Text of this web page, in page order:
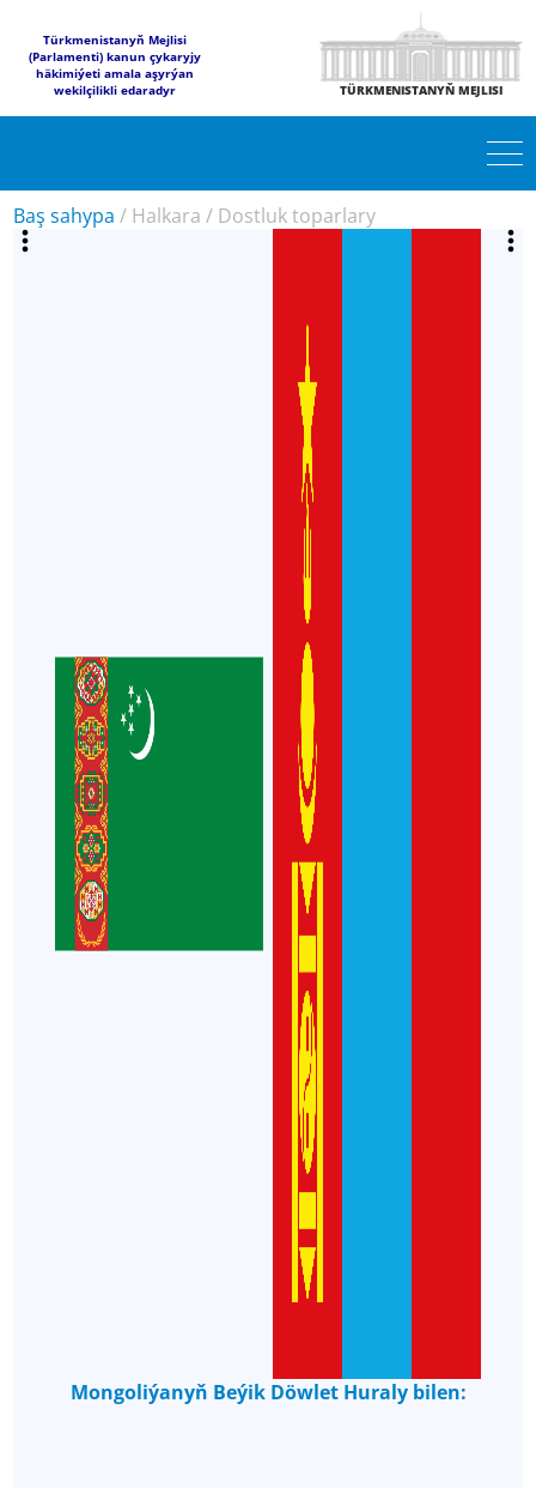
Türkmenistanyň Mejlisi
(Parlamenti) kanun çykaryjy
häkimiýeti amala aşyrýan
wekilçilikli edaradyr
TÜRKMENISTANYŇ MEJLISI
Baş sahypa / Halkara / Dostluk toparlary
Mongoliýanyň Beýik Döwlet Huraly bilen: